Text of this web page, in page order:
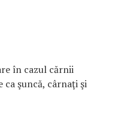
în cazul cărnii
ca şuncă, cârnaţi şi